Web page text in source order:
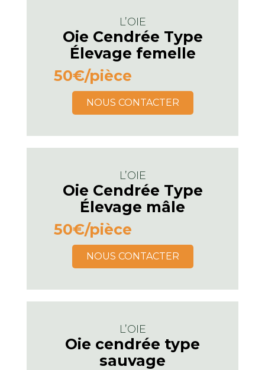
L’OIE
Oie Cendrée Type
Élevage femelle
50€/pièce
NOUS CONTACTER
L’OIE
Oie Cendrée Type
Élevage mâle
50€/pièce
NOUS CONTACTER
L’OIE
Oie cendrée type
sauvage